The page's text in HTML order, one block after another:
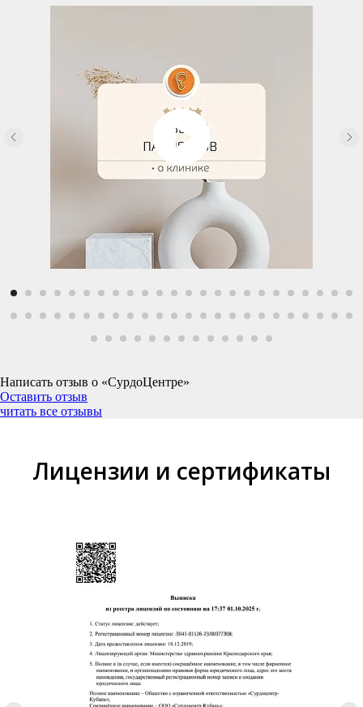
Написать отзыв о «СурдоЦентре»
Оставить отзыв
читать все отзывы
Лицензии и сертификаты